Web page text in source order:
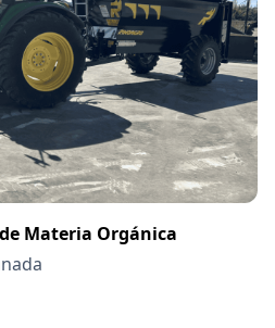
Materia Orgánica